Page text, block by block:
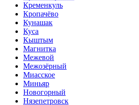
Кременкуль
Кропачёво
Кунашак
Куса
Кыштым
Магнитка
Межевой
Межозёрный
Миасское
Миньяр
Новогорный
Нязепетровск